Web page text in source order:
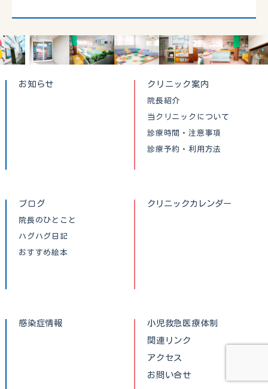
お知らせ クリニック案内
院長紹介
当クリニックについて
診療時間・注意事項
診療予約・利用方法
ブログ
院長のひとこと
ハグハグ日記
おすすめ絵本
クリニックカレンダー
感染症情報
小児救急医療体制
関連リンク
アクセス
お問い合せ